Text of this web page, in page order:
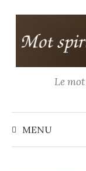
contenu
Le
MENU